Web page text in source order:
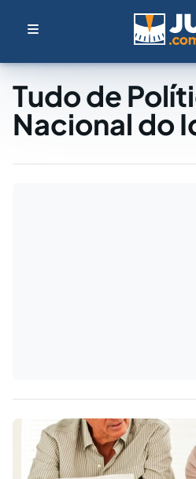
Tudo de
Nacional do